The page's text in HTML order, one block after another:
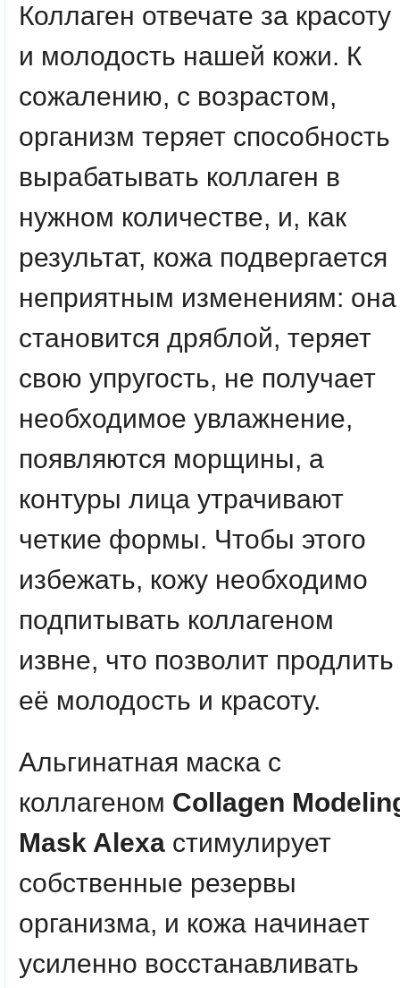
Коллаген отвечате за красоту
и молодость нашей кожи. К
сожалению, с возрастом,
организм теряет способность
вырабатывать коллаген в
нужном количестве, и, как
результат, кожа подвергается
неприятным изменениям: она
становится дряблой, теряет
свою упругость, не получает
необходимое увлажнение,
появляются морщины, а
контуры лица утрачивают
четкие формы. Чтобы этого
избежать, кожу необходимо
подпитывать коллагеном
извне, что позволит продлить
её молодость и красоту.
Альгинатная маска с
коллагеном Collagen
Mask Alexa стимулирует
собственные резервы
организма, и кожа начинает
усиленно восстанавливать